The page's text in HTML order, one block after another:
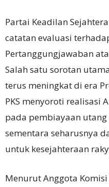
Partai Keadilan
catatan evaluasi
Pertanggungjawaban
Salah satu sorotan
terus meningkat di era
PKS menyoroti realisasi
pada pembiayaan
sementara seharusnya
untuk kesejahteraan
Menurut Anggota Komisi